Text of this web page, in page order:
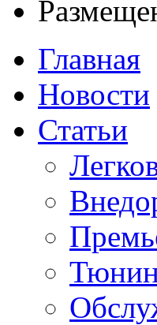
Главная
Новости
Статьи